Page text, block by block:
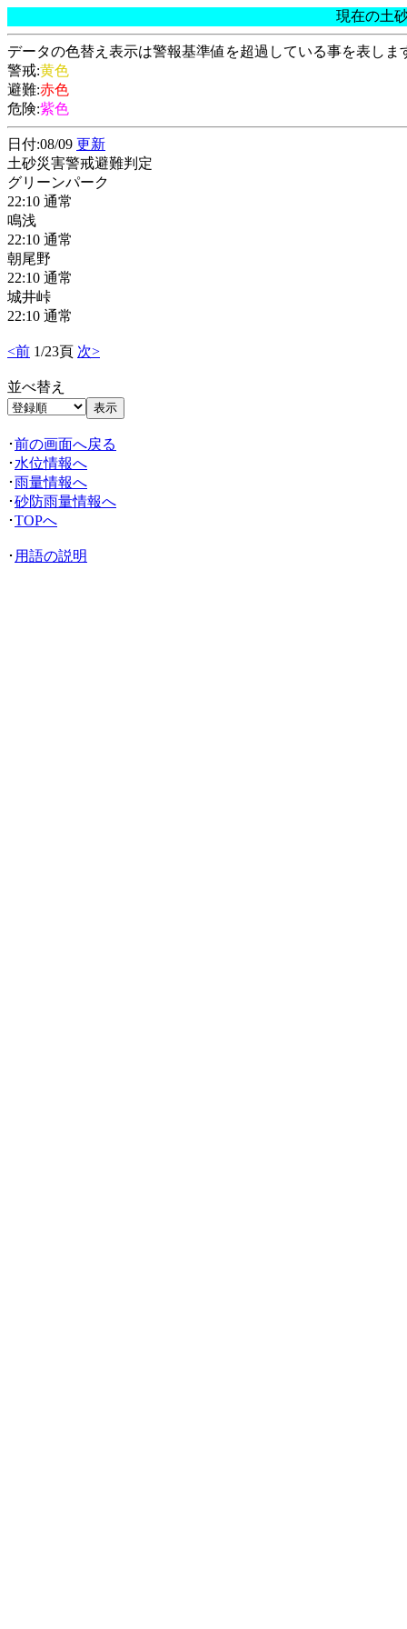
現在の土
データの色替え表示は警報基準値を超過している事を表しま
警戒:黄色
避難:赤色
危険:紫色
日付:08/09 更新
土砂災害警戒避難判定
グリーンパーク
22:10 通常
鳴浅
22:10 通常
朝尾野
22:10 通常
城井峠
22:10 通常
<前 1/23頁 次>
並べ替え
･前の画面へ戻る
･ 水位情報へ
･雨量情報へ
･砂防雨量情報へ
･TOPへ
･ 用語の説明